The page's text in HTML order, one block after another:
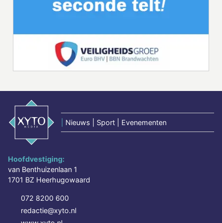
Nieuws | Sport | Evenementen
Hoofdvestiging:
van Benthuizenlaan 1
1701 BZ Heerhugowaard
072 8200 600
redactie@xyto.nl